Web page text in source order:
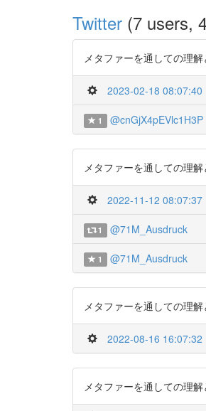
Twitter (7 users,
メタファーを通しての理
2023-02-18 08:07:40
1 @cnGjX4pEVlc1H3P
メタファーを通しての理
2022-11-12 08:07:37
1 @71M_Ausdruck
1 @71M_Ausdruck
メタファーを通しての理
2022-08-16 16:07:32
メタファーを通しての理